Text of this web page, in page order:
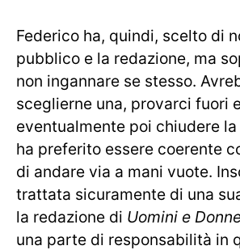
Federico ha, quindi, scelto di
pubblico e la redazione, ma
non ingannare se stesso.
sceglierne una, provarci fuori
eventualmente poi chiudere
ha preferito essere coerente
di andare via a mani vuote.
trattata sicuramente di una
la redazione di Uomini e
una parte di responsabilità in